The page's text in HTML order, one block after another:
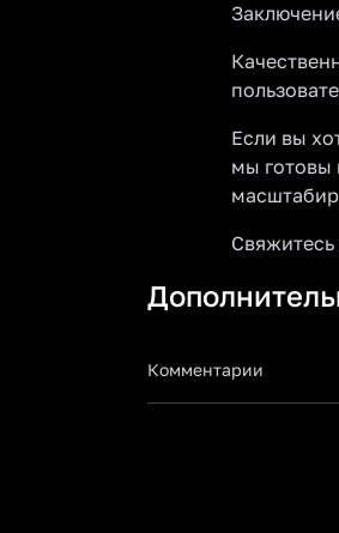
Если вы
мы готовы
Комментарии